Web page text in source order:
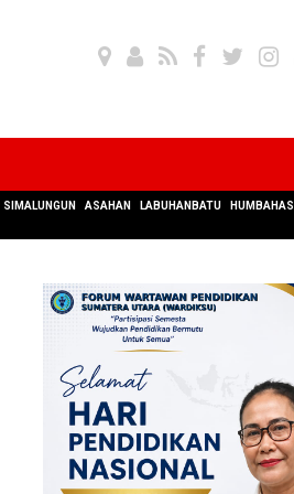
SIMALUNGUN ASAHAN LABUHANBATU HUMBAHAS